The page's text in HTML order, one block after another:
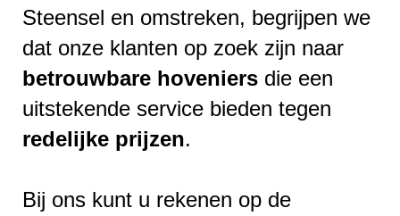
Steensel en omstreken, begrijpen we
dat onze klanten op zoek zijn naar
betrouwbare hoveniers die een
uitstekende service bieden tegen
redelijke prijzen.
Bij ons kunt u rekenen op de